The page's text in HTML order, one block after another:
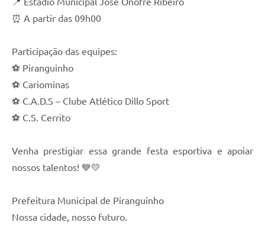
⏰ A partir das 09h00
Participação das equipes:
⚽ Piranguinho
⚽ Cariominas
⚽ C.A.D.S – Clube Atlético Dillo Sport
⚽ C.S. Cerrito
Venha prestigiar essa grande festa esportiva e apoiar
nossos talentos! 💙💛
Prefeitura Municipal de Piranguinho
Nossa cidade, nosso futuro.